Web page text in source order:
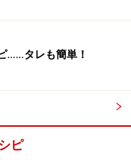
……タレも簡単！
ピ